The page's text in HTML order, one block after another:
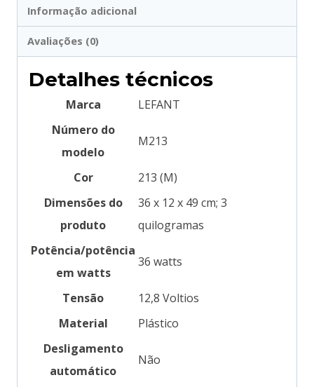
Informação adicional
Avaliações (0)
Detalhes técnicos
Marca
‎LEFANT
Número do
modelo
‎M213
Cor
‎213 (M)
Dimensões do
produto
‎36 x 12 x 49 cm; 3
quilogramas
Potência/potência
em watts
‎36 watts
Tensão
‎12,8 Voltios
Material
‎Plástico
Desligamento
automático
‎Não